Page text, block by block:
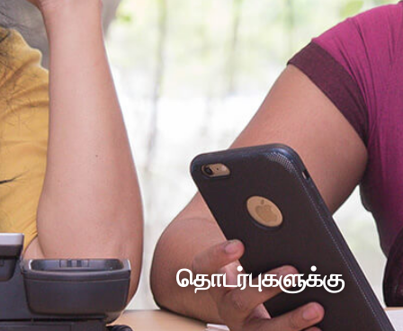
தொடர்புகளுக்கு